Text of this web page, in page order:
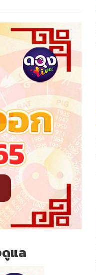
ดูแล